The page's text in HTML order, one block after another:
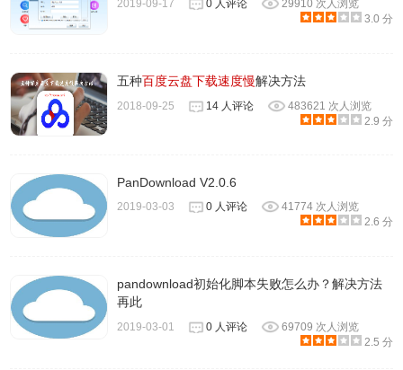
2019-09-17 0 人评论
29910 次人浏览
3.0 分
五种百度云盘下载速度慢解决方法
2018-09-25 14 人评论
483621 次人浏览
2.9 分
PanDownload V2.0.6
2019-03-03 0 人评论
41774 次人浏览
2.6 分
pandownload初始化脚本失败怎么办？解决方法
再此
2019-03-01 0 人评论
69709 次人浏览
2.5 分